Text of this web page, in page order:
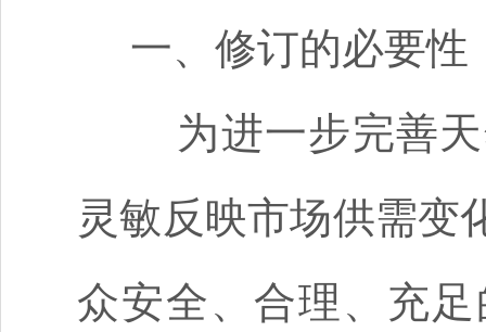
一、修订的必要性
为进一步完善
灵敏反映市场供需变
众安全、合理、充